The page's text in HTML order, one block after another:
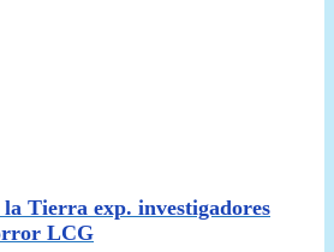
la Tierra exp. investigadores
LCG